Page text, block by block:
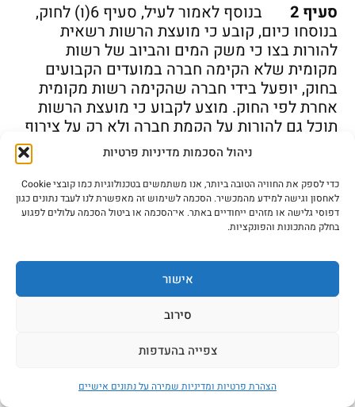
ניהול הסכמות מדיניות פרטיות
כדי לספק את החוויה הטובה ביותר, אנו משתמשים בטכנולוגיות כמו קובצי Cookie
לאחסון וגישה למידע מהמכשיר. הסכמה לשימוש זה מאפשרת לנו לעבד נתונים כגון
דפוסי גלישה או מזהים ייחודיים באתר. אי־הסכמה או ביטול הסכמה עלולים לפגוע
בחלק מהתכונות והפונקציות.
אישור
סירוב
צפייה בהעדפות
הצהרת פרטיות ומדיניות שמירה על נתונים אישיים
סעיף 2
בנוסף לאמור לעיל, סעיף 6(ו) לחוק,
בנוסחו כיום, קובע כי מועצת הרשות רשאית
להורות בצו כי משק המים והביוב של רשות
מקומית שלא הקימה חברה במועדים הקבועים
בחוק, יופעל בידי חברה שהקימה רשות מקומית
אחרת לפי החוק. מוצע לקבוע כי מועצת הרשות
תוכל גם להורות על הקמת חברה ולא רק על צירוף
לתחום רשות מקומית אחרת.
כמו כן, לענין סעיף 6א(ג) המוטמע בסעיף 6(ח)
בנוסחו כיום, הקובע כי ניתן לפטור רשות מקומית
מהחובה להקים תאגיד לפי החוק, מוצע להוסיף
למנגנון השרים הקבוע שם גם את שר האנרגיה
האנרגיה והמים, כשר האחראי על החוק, בהסכמת
שר האוצר ושר הפנים ובאישור ועדת הכלכלה של
הכנסת יהיה רשאי לפטור רשות מקומית מהוראות
סעיף 9 לחוק קובע כי עם הקמת
החברה תעביר אליה הרשות המקומית את כל
זכויותיה בנכסים התפעוליים ששימשו ערב הקמת